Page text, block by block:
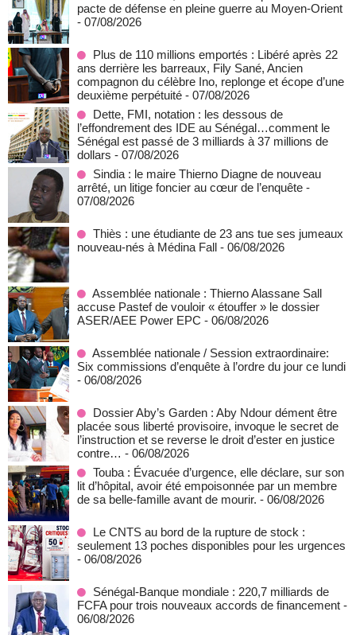
pacte de défense en pleine guerre au Moyen-Orient
- 07/08/2026
Plus de 110 millions emportés : Libéré après 22
ans derrière les barreaux, Fily Sané, Ancien
compagnon du célèbre Ino, replonge et écope d’une
deuxième perpétuité - 07/08/2026
Dette, FMI, notation : les dessous de
l’effondrement des IDE au Sénégal…comment le
Sénégal est passé de 3 milliards à 37 millions de
dollars - 07/08/2026
Sindia : le maire Thierno Diagne de nouveau
arrêté, un litige foncier au cœur de l’enquête -
07/08/2026
Thiès : une étudiante de 23 ans tue ses jumeaux
nouveau-nés à Médina Fall - 06/08/2026
Assemblée nationale : Thierno Alassane Sall
accuse Pastef de vouloir « étouffer » le dossier
ASER/AEE Power EPC - 06/08/2026
Assemblée nationale / Session extraordinaire:
Six commissions d’enquête à l’ordre du jour ce lundi
- 06/08/2026
Dossier Aby’s Garden : Aby Ndour dément être
placée sous liberté provisoire, invoque le secret de
l’instruction et se reverse le droit d’ester en justice
contre… - 06/08/2026
Touba : Évacuée d’urgence, elle déclare, sur son
lit d’hôpital, avoir été empoisonnée par un membre
de sa belle-famille avant de mourir. - 06/08/2026
Le CNTS au bord de la rupture de stock :
seulement 13 poches disponibles pour les urgences
- 06/08/2026
Sénégal-Banque mondiale : 220,7 milliards de
FCFA pour trois nouveaux accords de financement -
06/08/2026